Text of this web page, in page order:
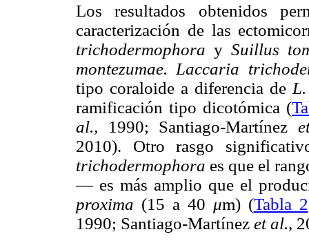
Los resultados obtenidos
caracterización de las
trichodermophora y Suillus
montezumae. Laccaria
tipo coraloide a diferencia de
ramificación tipo dicotómica (
al., 1990; Santiago-Martínez
2010). Otro rasgo
trichodermophora es que el
— es más amplio que el
proxima (15 a 40 μm) (Tabla 2
1990; Santiago-Martínez et al.,